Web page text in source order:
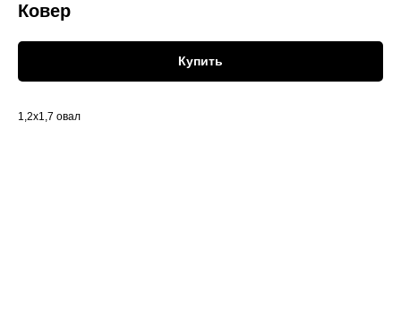
Ковер
Купить
1,2х1,7 овал